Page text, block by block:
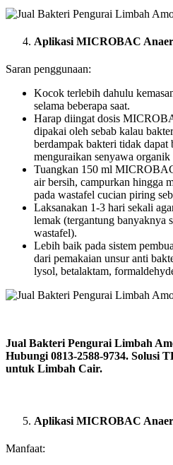
Aplikasi MICROBAC
Saran penggunaan:
Kocok terlebih dahulu
selama beberapa saat.
Harap diingat dosis
dipakai oleh sebab kalau
berdampak bakteri tidak dapat
menguraikan senyawa
Tuangkan 150 ml
air bersih, campurkan hingga
pada wastafel cucian piring
Laksanakan 1-3 hari sekali
lemak (tergantung banyaknya
wastafel).
Lebih baik pada sistem
dari pemakaian unsur anti
lysol, betalaktam,
Jual Bakteri Pengurai Limbah
Hubungi 0813-2588-9734. Solusi
untuk Limbah Cair.
Aplikasi MICROBAC
Manfaat: